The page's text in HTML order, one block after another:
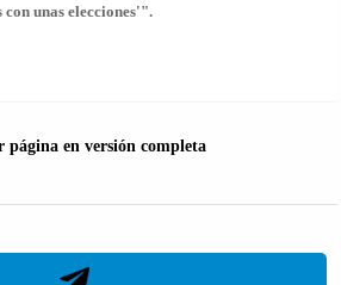
unas elecciones'".
página en versión completa